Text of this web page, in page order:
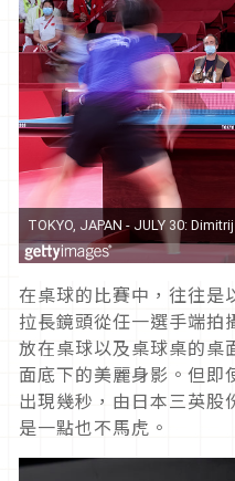
在桌球的比賽中，往往是
拉長鏡頭從任一選手端拍
放在桌球以及桌球桌的桌
面底下的美麗身影。但即
出現幾秒，由日本三英股
是一點也不馬虎。